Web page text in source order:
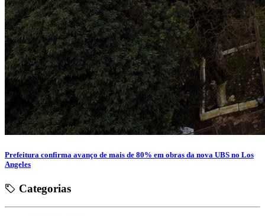
Prefeitura confirma avanço de mais de 80% em obras da nova UBS no Los
Angeles
Categorias